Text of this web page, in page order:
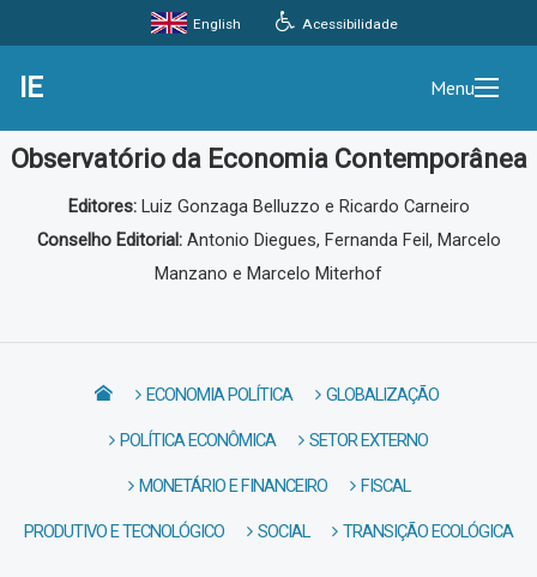
Acessibilidade
English
IE Menu
Observatório da Economia Contemporânea
Editores: Luiz Gonzaga Belluzzo e Ricardo Carneiro
Conselho Editorial: Antonio Diegues, Fernanda Feil, Marcelo
Manzano e Marcelo Miterhof
ECONOMIA POLÍTICA GLOBALIZAÇÃO
POLÍTICA ECONÔMICA SETOR EXTERNO
MONETÁRIO E FINANCEIRO FISCAL
PRODUTIVO E TECNOLÓGICO SOCIAL TRANSIÇÃO ECOLÓGICA